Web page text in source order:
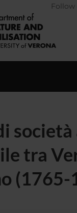
Follow
società
tra
(1765-